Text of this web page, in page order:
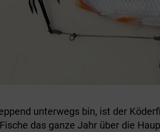
unterwegs bin, ist der
das ganze Jahr über die